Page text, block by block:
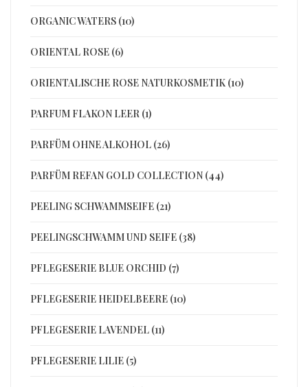
ORGANIC WATERS (10)
ORIENTAL ROSE (6)
ORIENTALISCHE ROSE NATURKOSMETIK (10)
PARFUM FLAKON LEER (1)
PARFÜM OHNE ALKOHOL (26)
PARFÜM REFAN GOLD COLLECTION (44)
PEELING SCHWAMMSEIFE (21)
PEELINGSCHWAMM UND SEIFE (38)
PFLEGESERIE BLUE ORCHID (7)
PFLEGESERIE HEIDELBEERE (10)
PFLEGESERIE LAVENDEL (11)
PFLEGESERIE LILIE (5)